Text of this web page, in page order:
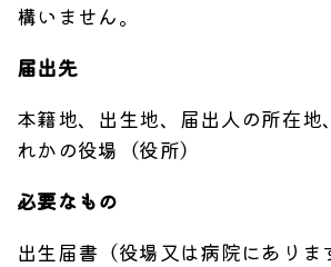
構いません。
届出先
本籍地、出生地、届出人の所在地
れかの役場（役所）
必要なもの
出生届書（役場又は病院にありま